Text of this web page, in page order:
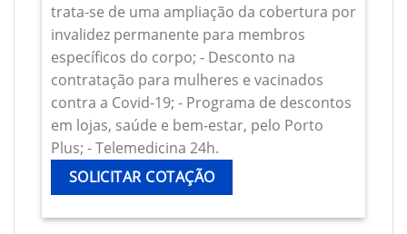
trata-se de uma ampliação da cobertura por
invalidez permanente para membros
específicos do corpo; - Desconto na
contratação para mulheres e vacinados
contra a Covid-19; - Programa de descontos
em lojas, saúde e bem-estar, pelo Porto
Plus; - Telemedicina 24h.
SOLICITAR COTAÇÃO